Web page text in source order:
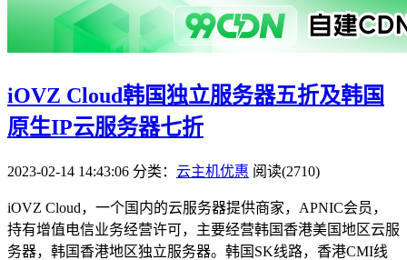
iOVZ Cloud韩国独立服务器五折及韩国
原生IP云服务器七折
2023-02-14 14:43:06 分类： 云主机优惠 阅读(2710)
iOVZ Cloud，一个国内的云服务器提供商家，APNIC会员，
持有增值电信业务经营许可，主要经营韩国香港美国地区云服
务器，韩国香港地区独立服务器。韩国SK线路，香港CMI线